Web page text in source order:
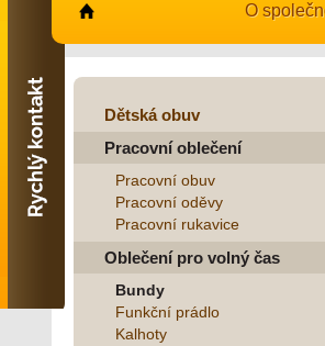
O
Dětská obuv
Pracovní oblečení
Pracovní obuv
Pracovní oděvy
Pracovní rukavice
Oblečení pro volný čas
Bundy
Funkční prádlo
Kalhoty
Kontaktujte nás
731 482 530
info@odevy-pilar.cz
Provozovna:
Hradec Králové
Provozovna:
Hradec Králové